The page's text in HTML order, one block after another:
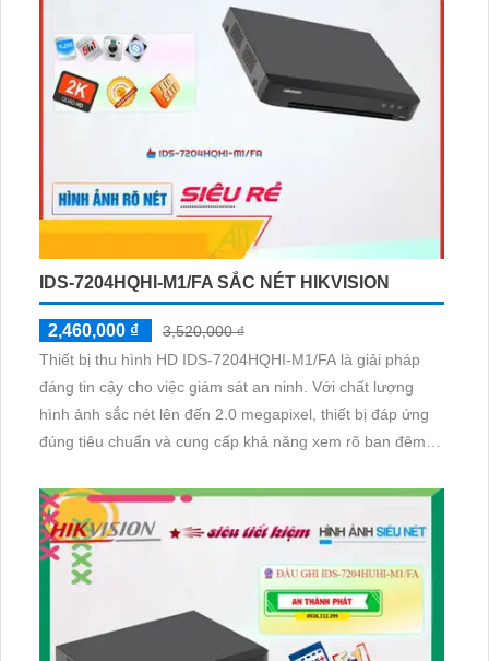
IDS-7204HQHI-M1/FA SẮC NÉT HIKVISION
2,460,000 ₫
3,520,000 ₫
Thiết bị thu hình HD IDS-7204HQHI-M1/FA là giải pháp
đáng tin cậy cho việc giám sát an ninh. Với chất lượng
hình ảnh sắc nét lên đến 2.0 megapixel, thiết bị đáp ứng
đúng tiêu chuẩn và cung cấp khả năng xem rõ ban đêm.
TVI, BCS, thiết bị mang lại chất lượng hình ảnh độ bền
cao hơn